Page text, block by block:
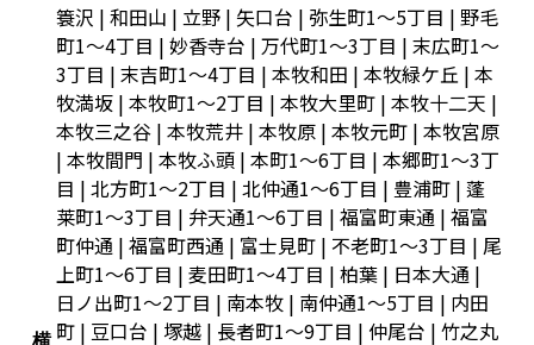
横
簑沢 | 和田山 | 立野 | 矢口台 | 弥生町1～5丁目 | 野毛
町1～4丁目 | 妙香寺台 | 万代町1～3丁目 | 末広町1～
3丁目 | 末吉町1～4丁目 | 本牧和田 | 本牧緑ケ丘 | 本
牧満坂 | 本牧町1～2丁目 | 本牧大里町 | 本牧十二天 |
本牧三之谷 | 本牧荒井 | 本牧原 | 本牧元町 | 本牧宮原
| 本牧間門 | 本牧ふ頭 | 本町1～6丁目 | 本郷町1～3丁
目 | 北方町1～2丁目 | 北仲通1～6丁目 | 豊浦町 | 蓬
莱町1～3丁目 | 弁天通1～6丁目 | 福富町東通 | 福富
町仲通 | 福富町西通 | 富士見町 | 不老町1～3丁目 | 尾
上町1～6丁目 | 麦田町1～4丁目 | 柏葉 | 日本大通 |
日ノ出町1～2丁目 | 南本牧 | 南仲通1～5丁目 | 内田
町 | 豆口台 | 塚越 | 長者町1～9丁目 | 仲尾台 | 竹之丸